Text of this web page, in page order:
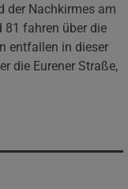
der Nachkirmes am
81 fahren über die
entfallen in dieser
die Eurener Straße,